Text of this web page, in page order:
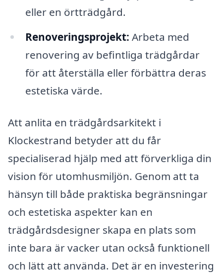
eller en örtträdgård.
Renoveringsprojekt: Arbeta med
renovering av befintliga trädgårdar
för att återställa eller förbättra deras
estetiska värde.
Att anlita en trädgårdsarkitekt i
Klockestrand betyder att du får
specialiserad hjälp med att förverkliga din
vision för utomhusmiljön. Genom att ta
hänsyn till både praktiska begränsningar
och estetiska aspekter kan en
trädgårdsdesigner skapa en plats som
inte bara är vacker utan också funktionell
och lätt att använda. Det är en investering